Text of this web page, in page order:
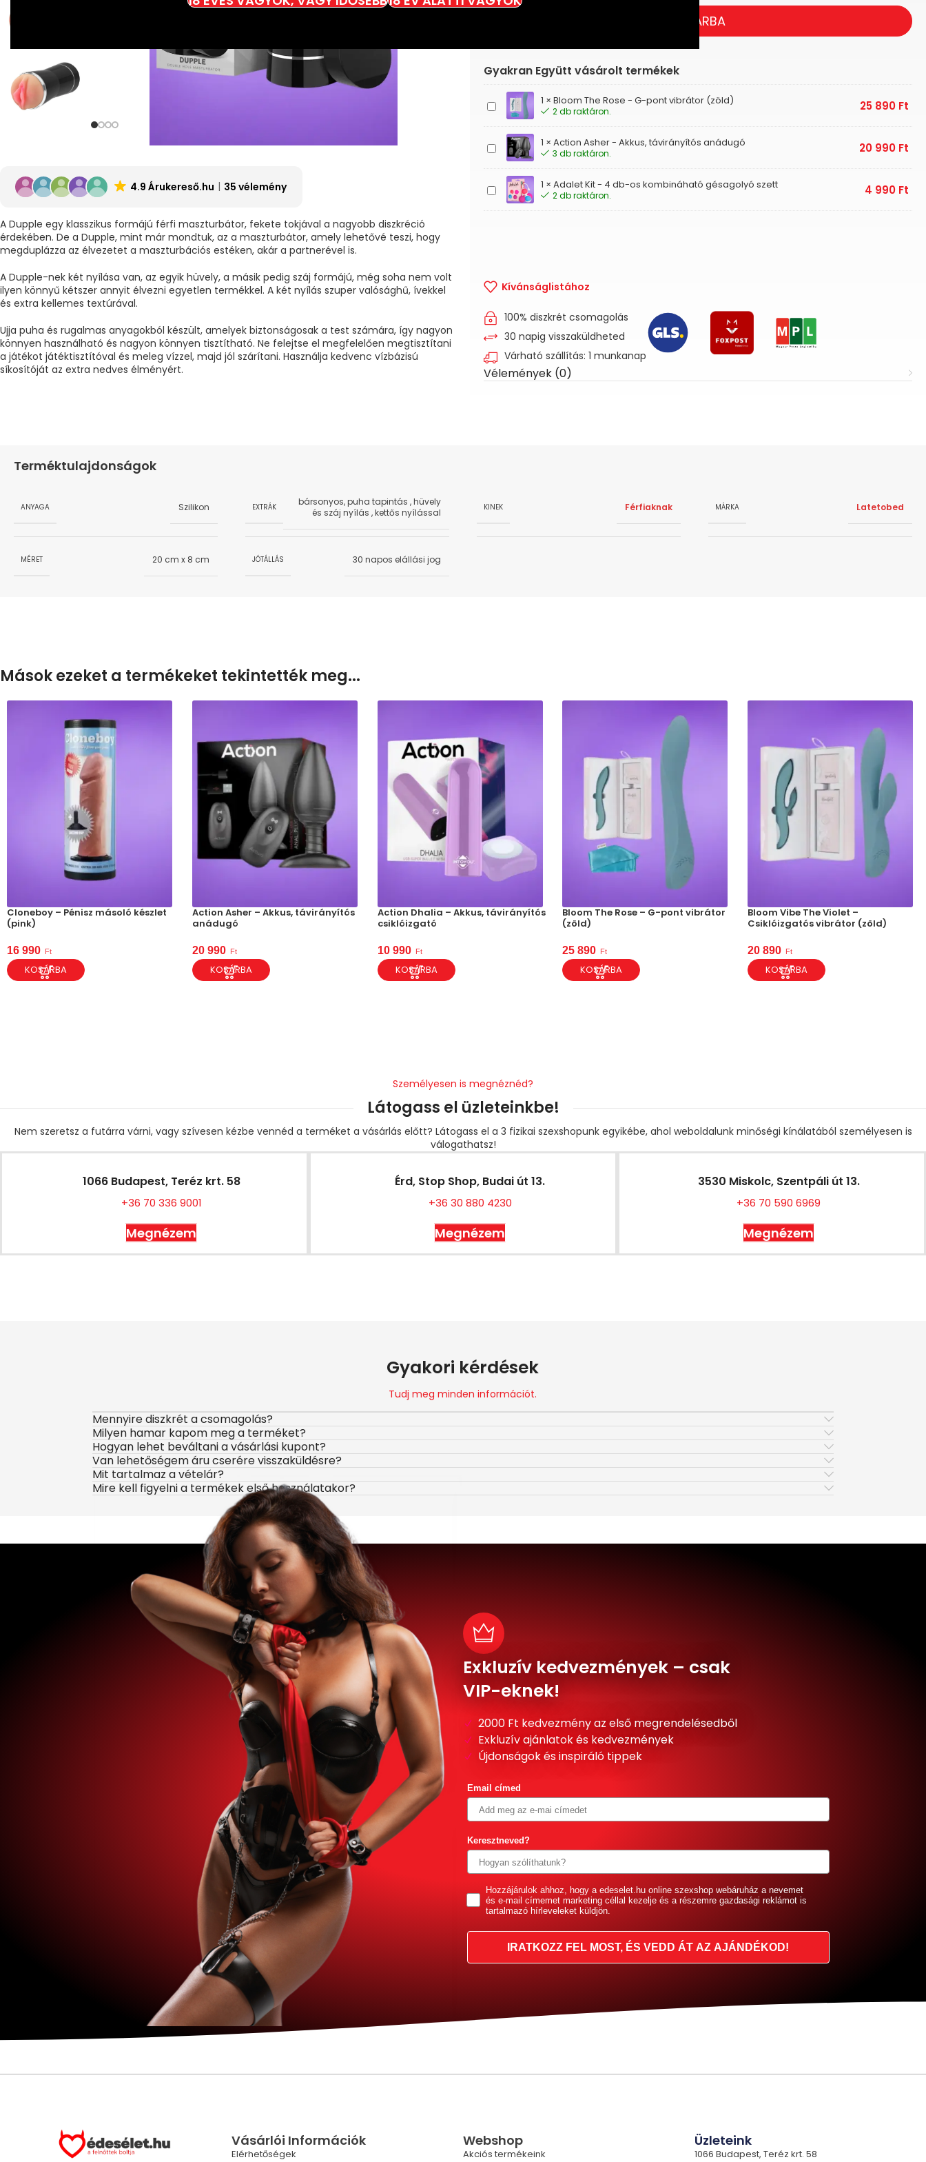
4.9 Árukereső.hu 35 vélemény
A Dupple egy klasszikus formájú férfi maszturbátor, fekete tokjával a nagyobb diszkréció
érdekében. De a Dupple, mint már mondtuk, az a maszturbátor, amely lehetővé teszi, hogy
megduplázza az élvezetet a maszturbációs estéken, akár a partnerével is.
A Dupple-nek két nyílása van, az egyik hüvely, a másik pedig száj formájú, még soha nem volt
ilyen könnyű kétszer annyit élvezni egyetlen termékkel. A két nyílás szuper valósághű, ívekkel
és extra kellemes textúrával.
Ujja puha és rugalmas anyagokból készült, amelyek biztonságosak a test számára, így nagyon
könnyen használható és nagyon könnyen tisztítható. Ne felejtse el megfelelően megtisztítani
a játékot játéktisztítóval és meleg vízzel, majd jól szárítani. Használja kedvenc vízbázisú
síkosítóját az extra nedves élményért.
KOSÁRBA
Gyakran Együtt vásárolt termékek
Bloom
The
Rose
-
G-
vibrátor
(zöld)
1 × Bloom The Rose - G-pont vibrátor (zöld)
2 db raktáron. 25 890 Ft
Action
Asher
Akkus,
távirányítós
1 × Action Asher - Akkus, távirányítós anádugó
3 db raktáron. 20 990 Ft
Adalet
gésagolyó
szett
1 × Adalet Kit - 4 db-os kombináható gésagolyó szett
2 db raktáron. 4 990 Ft
Kívánságlistához
100% diszkrét csomagolás
30 napig visszaküldheted
Várható szállítás: 1 munkanap
Vélemények (0)
Terméktulajdonságok
ANYAGA Szilikon EXTRÁK bársonyos, puha tapintás ,hüvely
és száj nyílás ,kettős nyílással KINEK Férfiaknak MÁRKA Latetobed
MÉRET 20 cm x 8 cm JÓTÁLLÁS 30 napos elállási jog
Mások ezeket a termékeket tekintették meg...
Cloneboy – Pénisz másoló készlet
(pink)
16 990 Ft
KOSÁRBA
Action Asher – Akkus, távirányítós
anádugó
20 990 Ft
KOSÁRBA
Action Dhalia – Akkus, távirányítós
csiklóizgató
10 990 Ft
KOSÁRBA
Bloom The Rose – G-pont vibrátor
(zöld)
25 890 Ft
KOSÁRBA
Bloom Vibe The Violet –
Csiklóizgatós vibrátor (zöld)
20 890 Ft
KOSÁRBA
Személyesen is megnéznéd?
Látogass el üzleteinkbe!
Nem szeretsz a futárra várni, vagy szívesen kézbe vennéd a terméket a vásárlás előtt? Látogass el a 3 fizikai szexshopunk egyikébe, ahol weboldalunk minőségi kínálatából személyesen is
válogathatsz!
1066 Budapest, Teréz krt. 58
+36 70 336 9001
Megnézem
Érd, Stop Shop, Budai út 13.
+36 30 880 4230
Megnézem
3530 Miskolc, Szentpáli út 13.
+36 70 590 6969
Megnézem
Gyakori kérdések
Tudj meg minden információt.
Mennyire diszkrét a csomagolás?
Milyen hamar kapom meg a terméket?
Hogyan lehet beváltani a vásárlási kupont?
Van lehetőségem áru cserére visszaküldésre?
Mit tartalmaz a vételár?
Mire kell figyelni a termékek első használatakor?
Exkluzív kedvezmények – csak
VIP-eknek!
2000 Ft kedvezmény az első megrendelésedből
Exkluzív ajánlatok és kedvezmények
Újdonságok és inspiráló tippek
Email címed
Keresztneved?
GDPRHozzájárulok ahhoz, hogy a edeselet.hu online szexshop webáruház a nevemet
és e-mail címemet marketing céllal kezelje és a részemre gazdasági reklámot is
tartalmazó hírleveleket küldjön.
IRATKOZZ FEL MOST, ÉS VEDD ÁT AZ AJÁNDÉKOD!
Vásárlói Információk
Elérhetőségek
Webshop
Akciós termékeink
Üzleteink
1066 Budapest, Teréz krt. 58